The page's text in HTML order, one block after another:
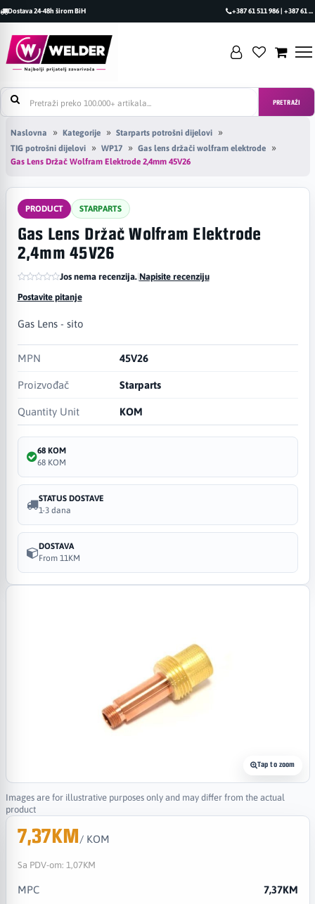
Dostava 24-48h širom BiH +387 61 511 986 | +387 61 493 470
PRETRAŽI
Naslovna Kategorije
Starparts potrošni dijelovi
TIG potrošni dijelovi
WP17
Gas lens držači wolfram elektrode
Gas Lens Držač Wolfram Elektrode 2,4mm 45V26
Tap to zoom
Images are for illustrative purposes only and may differ from the actual
product
PRODUCT STARPARTS
Gas Lens Držač Wolfram Elektrode
2,4mm 45V26
Jos nema recenzija.|Napisite recenziju
Postavite pitanje
Gas Lens - sito
MPN 45V26
Proizvođač Starparts
Quantity Unit KOM
68 KOM
68 KOM
STATUS DOSTAVE
1-3 dana
DOSTAVA
From 11KM
7,37KM/ KOM
Sa PDV-om: 1,07KM
MPC 7,37KM